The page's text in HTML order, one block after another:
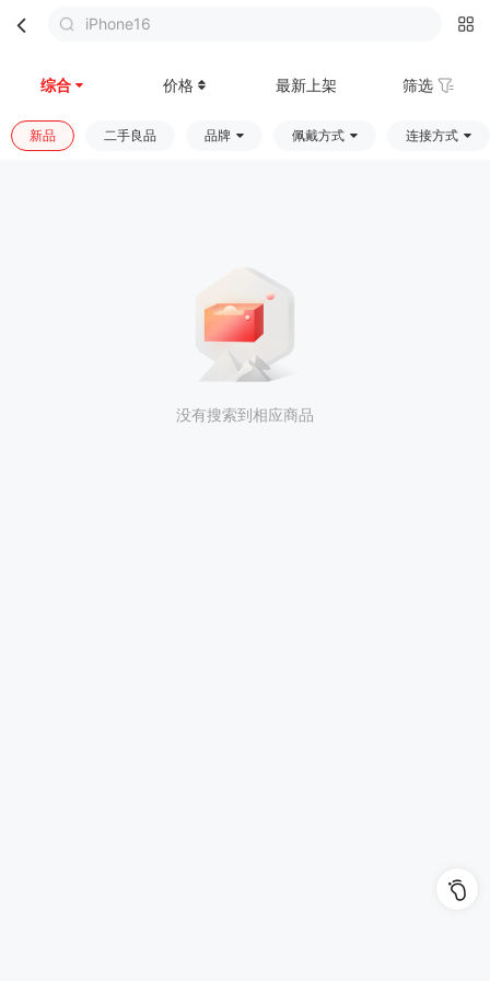
iPhone16
综合 价格 最新上架 筛选
新品 二手良品 品牌 佩戴方式 连接方式
没有搜索到相应商品